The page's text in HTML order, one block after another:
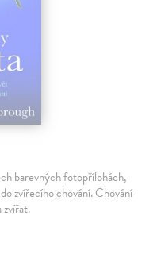
barevných fotopřílohách,
zvířecího chování. Chování
zvířat.